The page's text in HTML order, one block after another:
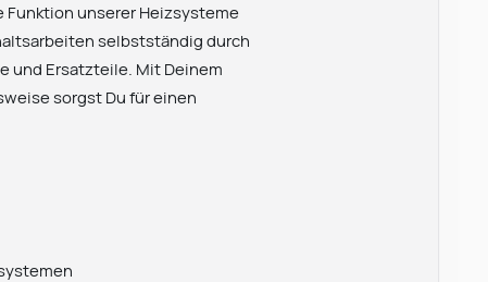
unserer Heizsysteme
selbstständig durch
und Ersatzteile. Mit Deinem
sorgst Du für einen